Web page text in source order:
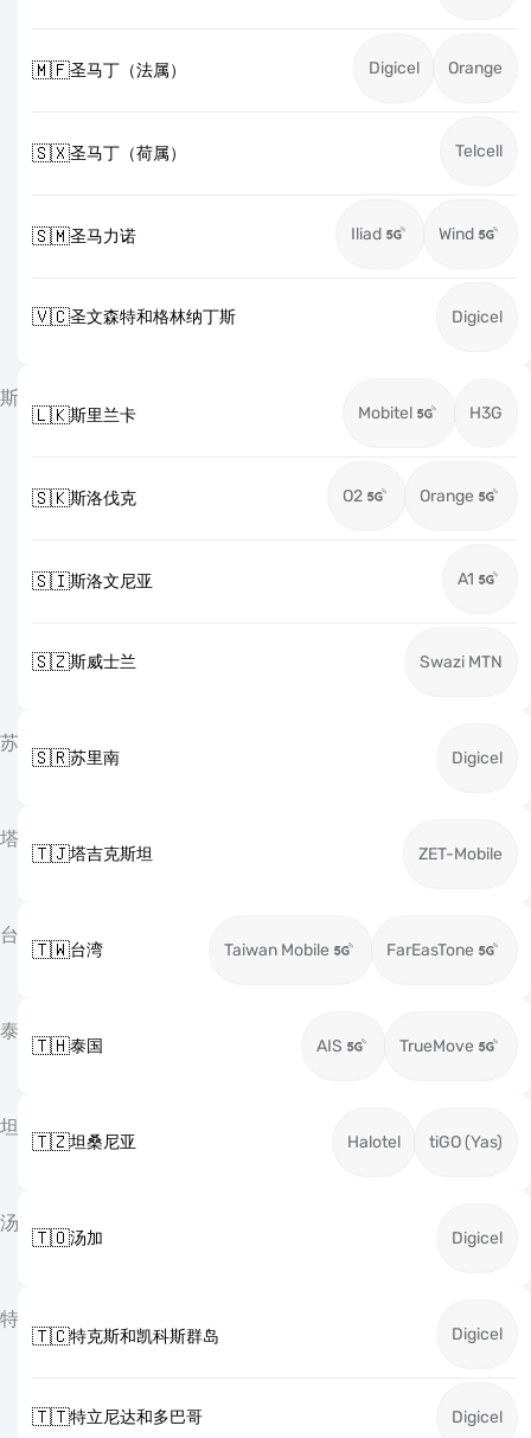
🇲🇫圣马丁（法属） Digicel Orange
🇸🇽圣马丁（荷属） Telcell
🇸🇲圣马力诺 Iliad Wind
🇻🇨圣文森特和格林纳丁斯 Digicel
斯
🇱🇰斯里兰卡 Mobitel H3G
🇸🇰斯洛伐克 O2 Orange
🇸🇮斯洛文尼亚 A1
🇸🇿斯威士兰 Swazi MTN
苏
🇸🇷苏里南 Digicel
塔
🇹🇯塔吉克斯坦 ZET-Mobile
台
🇹🇼台湾 Taiwan Mobile FarEasTone
泰
🇹🇭泰国 AIS TrueMove
坦
🇹🇿坦桑尼亚 Halotel tiGO (Yas)
汤
🇹🇴汤加 Digicel
特
🇹🇨特克斯和凯科斯群岛 Digicel
🇹🇹特立尼达和多巴哥 Digicel